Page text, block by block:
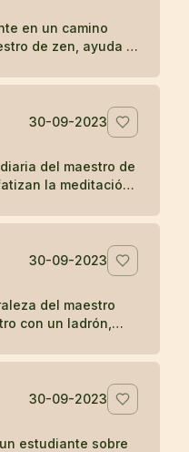
las enseñanzas
en un camino
de zen, ayuda a
seguir a Gudo y
un reconocido
cómo una
cambiar el
30-09-2023
del maestro de
la meditación,
ternura, guiando
30-09-2023
del maestro
con un ladrón,
invaluables de la
30-09-2023
estudiante sobre